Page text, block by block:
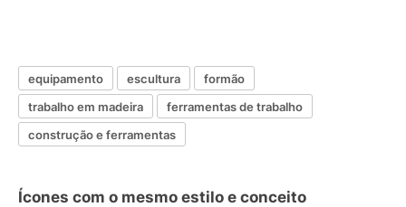
equipamento escultura
formão
trabalho em madeira
ferramentas de trabalho
construção e ferramentas
Ícones com o mesmo estilo e conceito